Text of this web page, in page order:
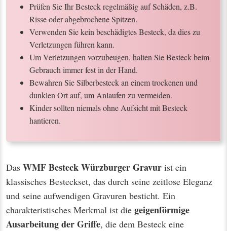
Prüfen Sie Ihr Besteck regelmäßig auf Schäden, z.B.
Risse oder abgebrochene Spitzen.
Verwenden Sie kein beschädigtes Besteck, da dies zu
Verletzungen führen kann.
Um Verletzungen vorzubeugen, halten Sie Besteck beim
Gebrauch immer fest in der Hand.
Bewahren Sie Silberbesteck an einem trockenen und
dunklen Ort auf, um Anlaufen zu vermeiden.
Kinder sollten niemals ohne Aufsicht mit Besteck
hantieren.
Das WMF Besteck Würzburger Gravur ist ein
klassisches Besteckset, das durch seine zeitlose Eleganz
und seine aufwendigen Gravuren besticht. Ein
charakteristisches Merkmal ist die geigenförmige
Ausarbeitung der Griffe, die dem Besteck eine